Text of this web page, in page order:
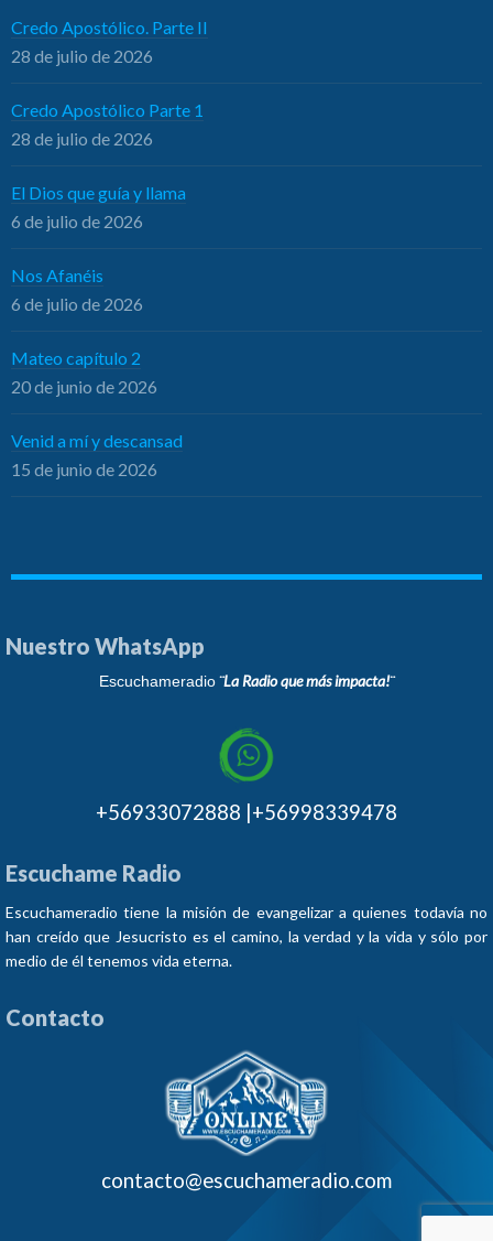
Credo Apostólico. Parte II
28 de julio de 2026
Credo Apostólico Parte 1
28 de julio de 2026
El Dios que guía y llama
6 de julio de 2026
Nos Afanéis
6 de julio de 2026
Mateo capítulo 2
20 de junio de 2026
Venid a mí y descansad
15 de junio de 2026
Nuestro WhatsApp
Escuchameradio¨La Radio que más impacta!¨
+56933072888 |+56998339478
Escuchame Radio
Escuchameradio tiene la misión de evangelizar a quienes todavía no
han creído que Jesucristo es el camino, la verdad y la vida y sólo por
medio de él tenemos vida eterna.
Contacto
contacto@escuchameradio.com